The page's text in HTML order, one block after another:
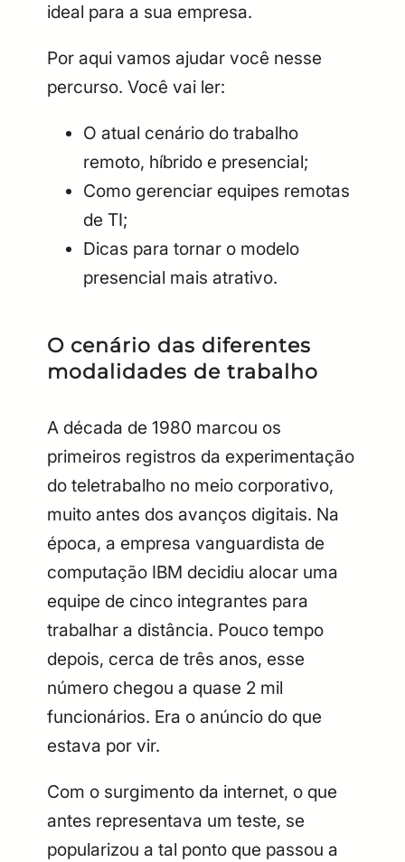
ideal para a sua empresa.
Por aqui vamos ajudar você nesse
percurso. Você vai ler:
O atual cenário do trabalho
remoto, híbrido e presencial;
Como gerenciar equipes remotas
de TI;
Dicas para tornar o modelo
presencial mais atrativo.
O cenário das diferentes
modalidades de trabalho
A década de 1980 marcou os
primeiros registros da experimentação
do teletrabalho no meio corporativo,
muito antes dos avanços digitais. Na
época, a empresa vanguardista de
computação IBM decidiu alocar uma
equipe de cinco integrantes para
trabalhar a distância. Pouco tempo
depois, cerca de três anos, esse
número chegou a quase 2 mil
funcionários. Era o anúncio do que
estava por vir.
Com o surgimento da internet, o que
antes representava um teste, se
popularizou a tal ponto que passou a